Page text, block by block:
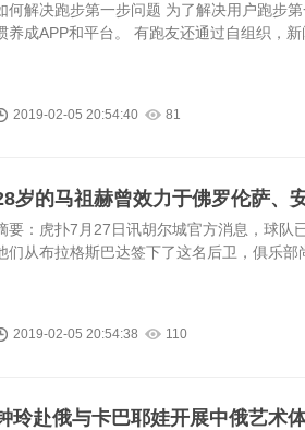
何解决跑步第一步问题 为了解决用户跑步
养成APP和平台。 有跑友还通过自组织，新
2019-02-05 20:54:40 81
岁的马祖赫曾效力于佛罗伦萨、
要：虎扑7月27日讯胡尔城官方消息，球队
们从布拉格斯巴达签下了这名后卫，俱乐部
2019-02-05 20:54:38 110
玲赴俄与卡巴耶娃开展中俄艺术